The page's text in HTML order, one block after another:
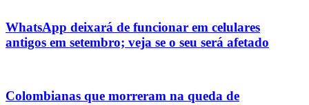
WhatsApp deixará de funcionar em celulares
antigos em setembro; veja se o seu será afetado
Colombianas que morreram na queda de